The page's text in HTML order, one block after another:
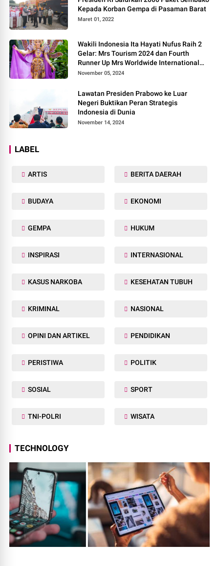
Kepada Korban Gempa di Pasaman Barat
Maret 01, 2022
Wakili Indonesia Ita Hayati Nufus Raih 2
Gelar: Mrs Tourism 2024 dan Fourth
Runner Up Mrs Worldwide International
2024, di Pemilihan Mrs Worldwide 2024
November 05, 2024
Lawatan Presiden Prabowo ke Luar
Negeri Buktikan Peran Strategis
Indonesia di Dunia
November 14, 2024
LABEL
ARTIS BERITA DAERAH
BUDAYA EKONOMI
GEMPA HUKUM
INSPIRASI INTERNASIONAL
KASUS NARKOBA KESEHATAN TUBUH
KRIMINAL NASIONAL
OPINI DAN ARTIKEL PENDIDIKAN
PERISTIWA POLITIK
SOSIAL SPORT
TNI-POLRI WISATA
TECHNOLOGY